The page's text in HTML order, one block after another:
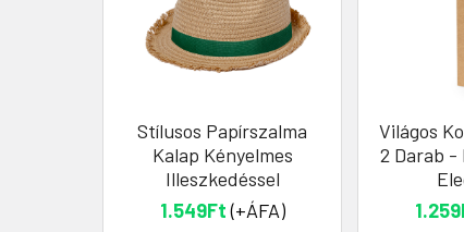
Stílusos Papírszalma
Kalap Kényelmes
Illeszkedéssel
1.549Ft(+ÁFA)
Világos
2 Darab